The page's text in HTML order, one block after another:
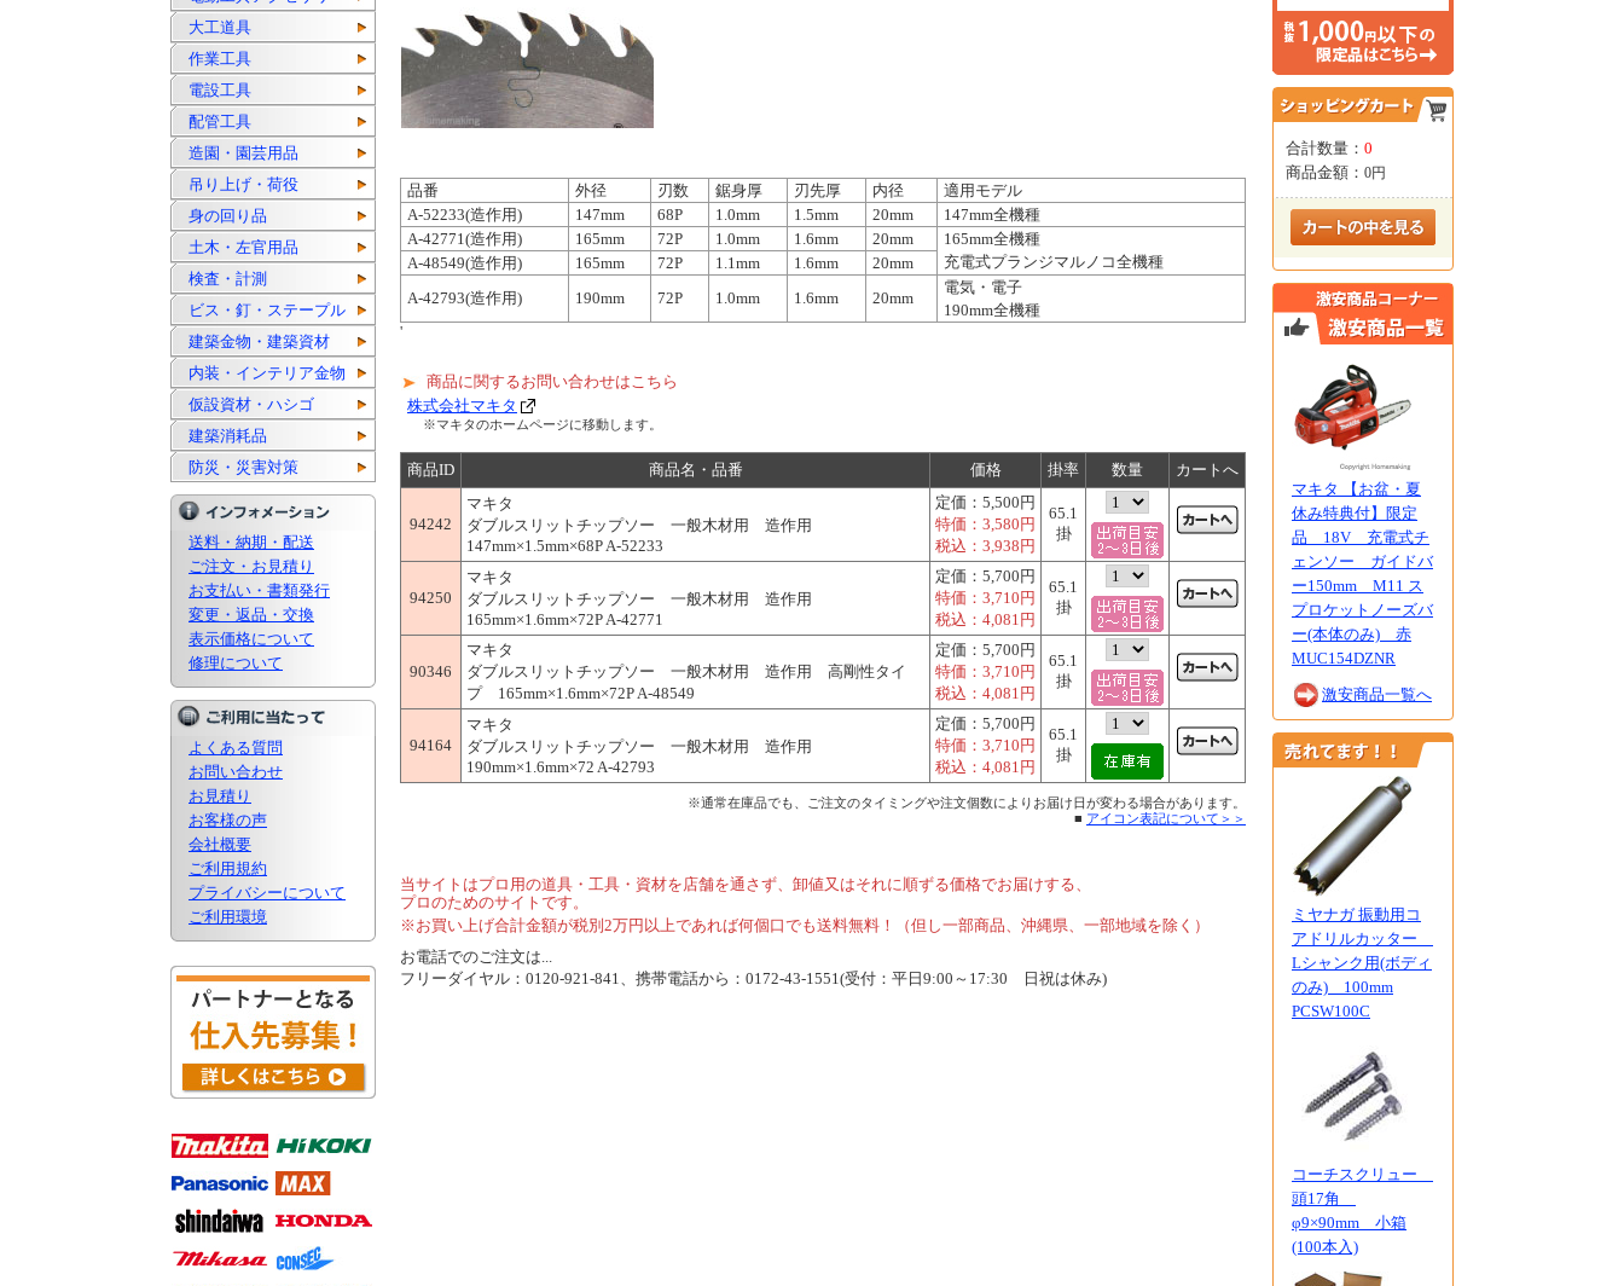
大工道具
作業工具
電設工具
配管工具
造園・園芸用品
吊り上げ・荷役
身の回り品
土木・左官用品
検査・計測
ビス・釘・ステープル
建築金物・建築資材
内装・インテリア金物
仮設資材・ハシゴ
建築消耗品
防災・災害対策
送料・納期・配送
ご注文・お見積り
お支払い・書類発行
変更・返品・交換
表示価格について
修理について
よくある質問
お問い合わせ
お見積り
お客様の声
会社概要
ご利用規約
プライバシーについて
ご利用環境
品番 外径 刃数 鋸身厚 刃先厚 内径
適用モデル
A-52233(造作用)
147mm 68P 1.0mm 1.5mm 20mm
147mm全機種
A-42771(造作用)
165mm 72P 1.0mm 1.6mm 20mm
165mm全機種
充電式プランジマルノコ全機種
A-48549(造作用) 165mm 72P 1.1mm 1.6mm
20mm
A-42793(造作用)
190mm 72P 1.0mm 1.6mm 20mm
電気・電子
190mm全機種
'
商品に関するお問い合わせはこちら
株式会社マキタ
※マキタのホームページに移動します。
商品ID 商品名・品番 価格 掛率 数量 カートへ
94242
マキタ
ダブルスリットチップソー 一般木材用 造作用
147mm×1.5mm×68P A-52233
定価： 5,500円
特価： 3,580円
税込： 3,938円
65.1
掛
94250
マキタ
ダブルスリットチップソー 一般木材用 造作用
165mm×1.6mm×72P A-42771
定価： 5,700円
特価： 3,710円
税込： 4,081円
65.1
掛
90346
マキタ
ダブルスリットチップソー 一般木材用 造作用 高剛性タイ
プ 165mm×1.6mm×72P A-48549
定価： 5,700円
特価： 3,710円
税込： 4,081円
65.1
掛
94164
マキタ
ダブルスリットチップソー 一般木材用 造作用
190mm×1.6mm×72 A-42793
定価： 5,700円
特価： 3,710円
税込： 4,081円
65.1
掛
※通常在庫品でも、ご注文のタイミングや注文個数によりお届け日が変わる場合があります。
■ アイコン表記について＞＞
当サイトはプロ用の道具・工具・資材を店舗を通さず、卸値又はそれに順ずる価格でお届けする、
プロのためのサイトです。
※お買い上げ合計金額が税別2万円以上であれば何個口でも送料無料！（但し一部商品、沖縄県、一部地域を除く）
お電話でのご注文は...
フリーダイヤル：0120-921-841、携帯電話から：0172-43-1551(受付：平日9:00～17:30 日祝は休み)
合計数量： 0
商品金額： 0円
マキタ 【お盆・夏
休み特典付】限定
品 18V 充電式チ
ェンソー ガイドバ
ー150mm M11 ス
プロケットノーズバ
ー(本体のみ) 赤
MUC154DZNR
激安商品一覧へ
ミヤナガ 振動用コ
アドリルカッター
Lシャンク用(ボディ
のみ) 100mm
PCSW100C
コーチスクリュー
頭17角
φ9×90mm 小箱
(100本入)